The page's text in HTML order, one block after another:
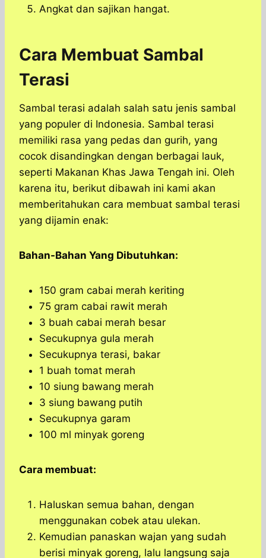
Angkat dan sajikan hangat.
Cara Membuat Sambal
Terasi
Sambal terasi adalah salah satu jenis sambal
yang populer di Indonesia. Sambal terasi
memiliki rasa yang pedas dan gurih, yang
cocok disandingkan dengan berbagai lauk,
seperti Makanan Khas Jawa Tengah ini. Oleh
karena itu, berikut dibawah ini kami akan
memberitahukan cara membuat sambal terasi
yang dijamin enak:
Bahan-Bahan Yang Dibutuhkan:
150 gram cabai merah keriting
75 gram cabai rawit merah
3 buah cabai merah besar
Secukupnya gula merah
Secukupnya terasi, bakar
1 buah tomat merah
10 siung bawang merah
3 siung bawang putih
Secukupnya garam
100 ml minyak goreng
Cara membuat:
Haluskan semua bahan, dengan
menggunakan cobek atau ulekan.
Kemudian panaskan wajan yang sudah
berisi minyak goreng, lalu langsung saja